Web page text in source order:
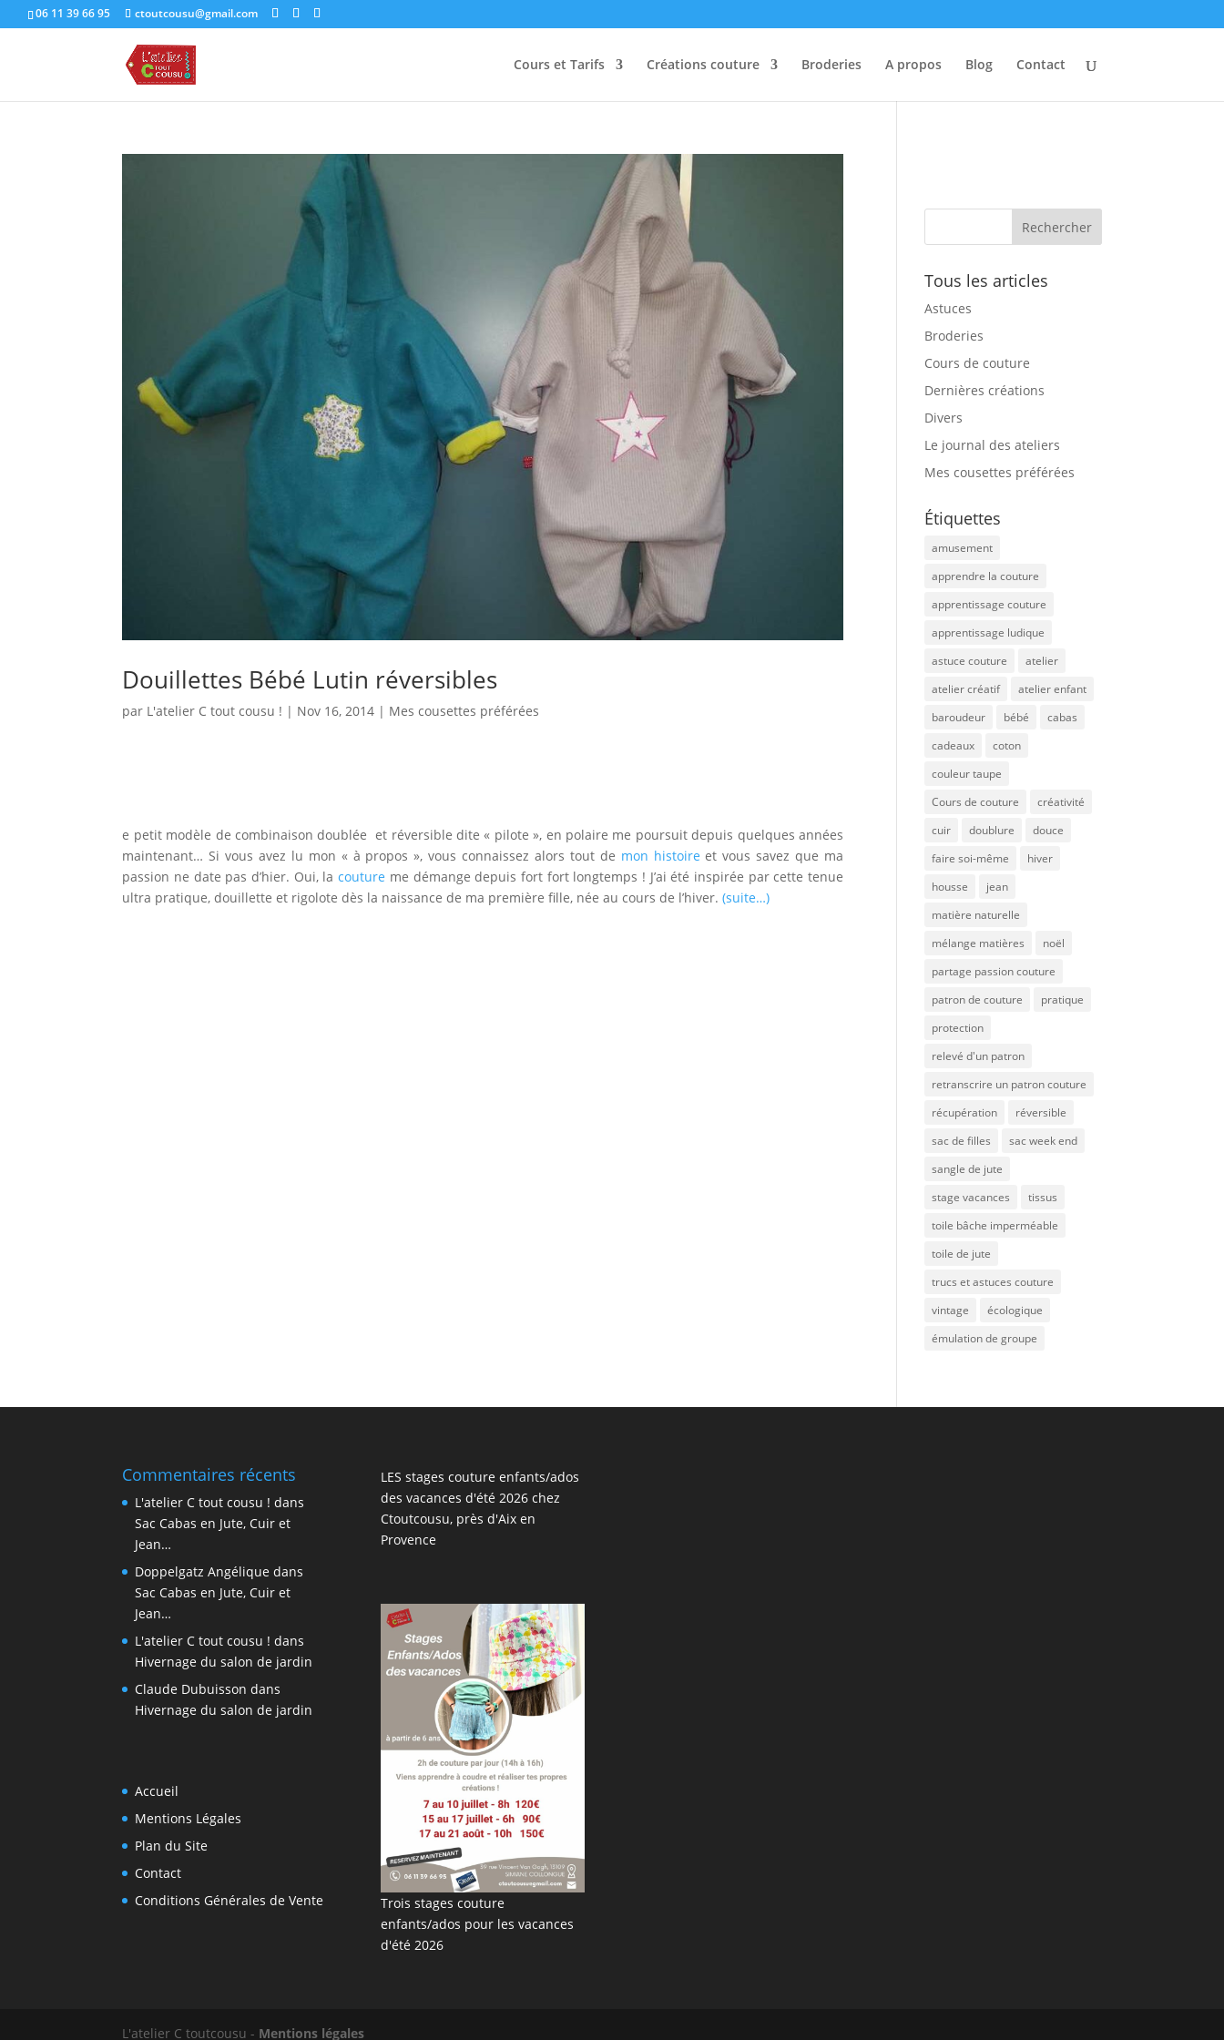
06 11 39 66 95 ctoutcousu@gmail.com
Cours et Tarifs Créations couture Broderies A propos Blog Contact
Douillettes Bébé Lutin réversibles
par L'atelier C tout cousu ! | Nov 16, 2014 | Mes cousettes préférées
e petit modèle de combinaison doublée et réversible dite « pilote », en polaire me poursuit depuis quelques années
maintenant… Si vous avez lu mon « à propos », vous connaissez alors tout de mon histoire et vous savez que ma
passion ne date pas d’hier. Oui, lacouture me démange depuis fort fort longtemps ! J’ai été inspirée par cette tenue
ultra pratique, douillette et rigolote dès la naissance de ma première fille, née au cours de l’hiver.(suite…)
Tous les articles
Astuces
Broderies
Cours de couture
Dernières créations
Divers
Le journal des ateliers
Mes cousettes préférées
Étiquettes
amusement
apprendre la couture
apprentissage couture
apprentissage ludique
astuce couture
atelier
atelier créatif
atelier enfant
baroudeur
bébé
cabas
cadeaux
coton
couleur taupe
Cours de couture
créativité
cuir
doublure
douce
faire soi-même
hiver
housse
jean
matière naturelle
mélange matières
noël
partage passion couture
patron de couture
pratique
protection
relevé d'un patron
retranscrire un patron couture
récupération
réversible
sac de filles
sac week end
sangle de jute
stage vacances
tissus
toile bâche imperméable
toile de jute
trucs et astuces couture
vintage
écologique
émulation de groupe
Commentaires récents
L'atelier C tout cousu ! dans
Sac Cabas en Jute, Cuir et
Jean…
Doppelgatz Angélique dans
Sac Cabas en Jute, Cuir et
Jean…
L'atelier C tout cousu ! dans
Hivernage du salon de jardin
Claude Dubuisson dans
Hivernage du salon de jardin
Accueil
Mentions Légales
Plan du Site
Contact
Conditions Générales de Vente
LES stages couture enfants/ados
des vacances d'été 2026 chez
Ctoutcousu, près d'Aix en
Provence
Trois stages couture
enfants/ados pour les vacances
d'été 2026
L'atelier C toutcousu - Mentions légales